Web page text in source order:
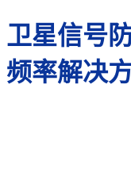
卫星信号
频率解决